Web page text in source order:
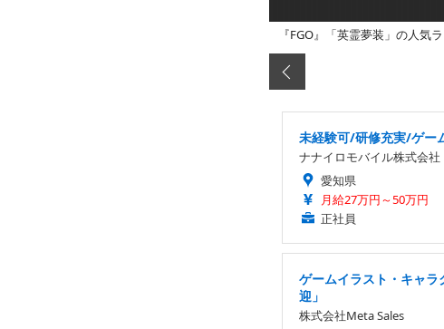
『FGO』「英霊夢装」の人
未経験可/研修充実/ゲー
ナナイロモバイル株式会社
愛知県
月給27万円～50万円
正社員
ゲームイラスト・キャ
迎」
株式会社Meta Sales